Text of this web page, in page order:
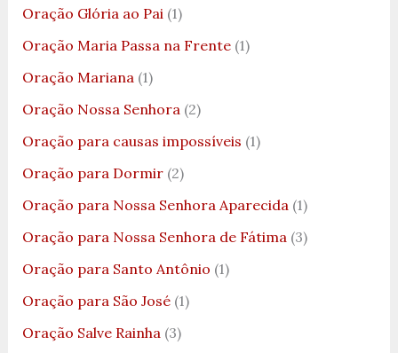
Oração Glória ao Pai (1)
Oração Maria Passa na Frente(1)
Oração Mariana (1)
Oração Nossa Senhora (2)
Oração para causas impossíveis (1)
Oração para Dormir(2)
Oração para Nossa Senhora Aparecida (1)
Oração para Nossa Senhora de Fátima (3)
Oração para Santo Antônio (1)
Oração para São José(1)
Oração Salve Rainha (3)